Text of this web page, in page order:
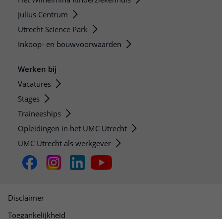
Julius Centrum
Utrecht Science Park
Inkoop- en bouwvoorwaarden
Werken bij
Vacatures
Stages
Traineeships
Opleidingen in het UMC Utrecht
UMC Utrecht als werkgever
Disclaimer
Toegankelijkheid